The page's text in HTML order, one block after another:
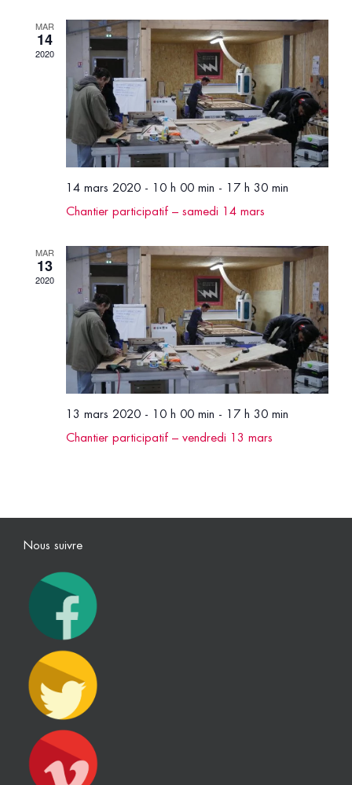
MAR
14
2020
14 mars 2020 - 10 h 00 min - 17 h 30 min
Chantier participatif – samedi 14 mars
MAR
13
2020
13 mars 2020 - 10 h 00 min -
17 h 30 min
Chantier participatif – vendredi 13 mars
Nous suivre